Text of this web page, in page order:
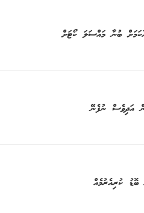
ބުނާ މައްސަލަ ކޯޓަށް
ކުރިއެރުމެއް